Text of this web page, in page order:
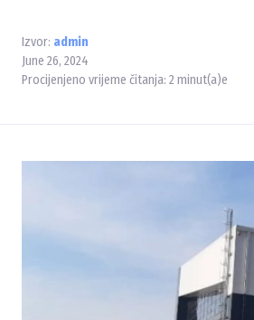
Izvor: admin
June 26, 2024
Procijenjeno vrijeme čitanja: 2 minut(a)e